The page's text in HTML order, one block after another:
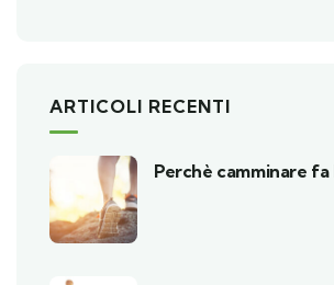
ARTICOLI RECENTI
Perchè camminare fa